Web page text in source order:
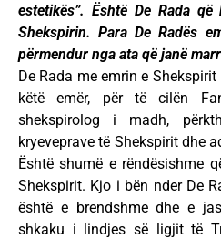
estetikës”. Është De Rada
Shekspirin. Para De Radës
përmendur nga ata që janë
De Rada me emrin e
këtë emër, për të cilën
shekspirolog i madh,
kryeveprave të Shekspirit dhe
Është shumë e rëndësishme
Shekspirit. Kjo i bën nder De
është e brendshme dhe e
shkaku i lindjes së ligjit të